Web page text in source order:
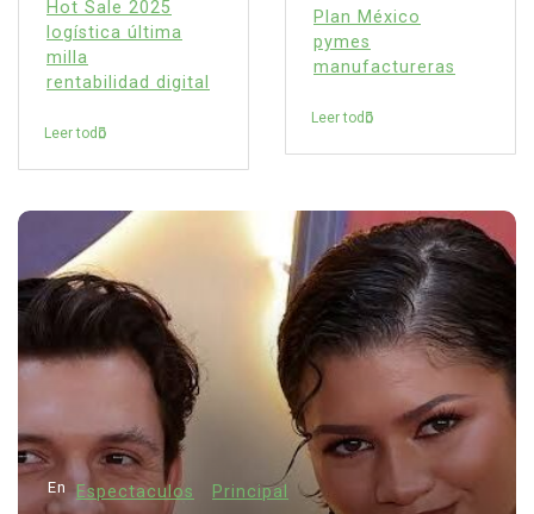
Hot Sale 2025
logística última
milla
rentabilidad digital
Leer todo
Plan México
pymes
manufactureras
Leer todo
En Espectaculos Principal